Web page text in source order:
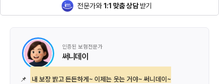
전문가와1:1 맞춤 상담받기
인증된 보험전문가
써니데이
📌 내 보장 밝고 든든하게~ 이제는 웃는 거야~ 써니데이~